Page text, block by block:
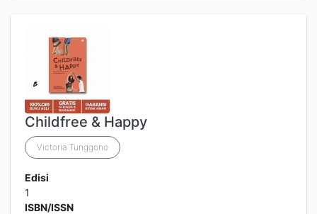
Childfree & Happy
Victoria Tunggono
Edisi
1
ISBN/ISSN